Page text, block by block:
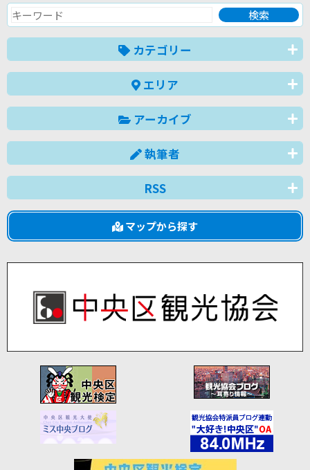
カテゴリー
エリア
アーカイブ
執筆者
RSS
マップから探す